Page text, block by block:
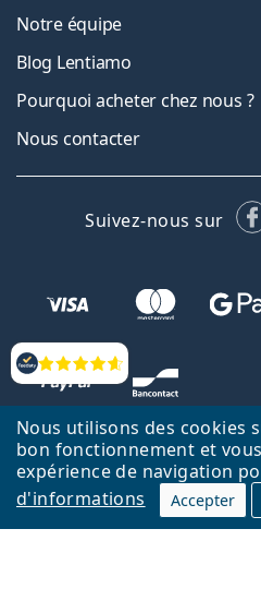
Nous utilisons des cookies
bon fonctionnement et
expérience de navigation
d'informations
Accepter
Évaluation
Notre équipe
Blog Lentiamo
Pourquoi acheter chez nous ?
Nous contacter
Suivez-nous sur
Retour à la page d'accueil